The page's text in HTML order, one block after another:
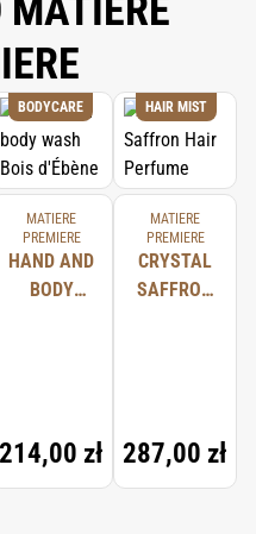
MATIERE
BODYCARE
MATIERE
PREMIERE
HAND AND
BODY
214,00 zł
HAIR MIST
MATIERE
PREMIERE
CRYSTAL
SAFFRON
287,00 zł